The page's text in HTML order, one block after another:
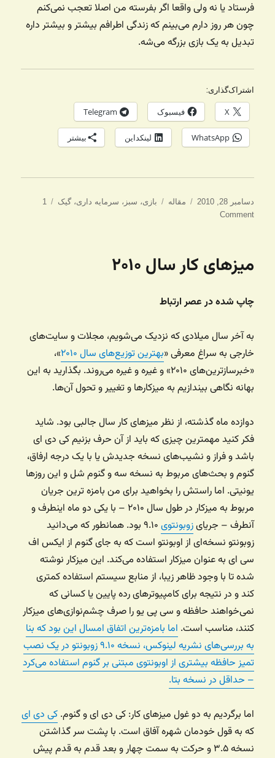
فرستاد یا نه ولی واقعا اگر بفرسته من اصلا تعجب نمی‌کنم
چون هر روز دارم می‌بینم که زندگی اطرافم بیشتر و بیشتر داره
تبدیل به یک بازی بزرگه می‌شه.
اشتراک‌گذاری:
X فیسبوک Telegram
WhatsApp لینکداین بیشتر
ارسال
شده
دسامبر 28, 2010 دسته‌ها
مقاله برچسب‌ها
بازی، سبز ، سرمایه داری،گیک
1
Comment
میزهای کار سال ۲۰۱۰
چاپ شده در عصر ارتباط
به آخر سال میلادی که نزدیک می‌شویم، مجلات و سایت‌های
خارجی به سراغ معرفی «بهترین توزیع‌های سال ۲۰۱۰
»،
«خبرسازترین‌های ۲۰۱۰» و غیره و غیره می‌روند. بگذارید به این
بهانه نگاهی بیندازیم به میزکارها و تغییر و تحول آن‌ها.
دوازده ماه گذشته، از نظر میزهای کار سال جالبی بود. شاید
فکر کنید مهمترین چیزی که باید از آن حرف بزنیم کی دی ای
باشد و فراز و نشیب‌های نسخه جدیدش یا با یک درجه ارفاق،
گنوم و بحث‌های مربوط به نسخه سه و گنوم شل و این روزها
یونیتی. اما راستش را بخواهید برای من بامزه ترین جریان
مربوط به میزکار در طول سال ۲۰۱۰ – با یکی دو ماه اینطرف و
آنطرف – جریایزوبونتوی
۹.۱۰ بود. همانطور که می‌دانید
زوبونتو نسخه‌ای از اوبونتو است که به جای گنوم از ایکس اف
سی ای به عنوان میزکار استفاده می‌کند. این میزکار نوشته
شده تا با وجود ظاهر زیبا، از منابع سیستم استفاده کمتری
کند و در نتیجه برای کامپیوترهای رده پایین یا کسانی که
نمی‌خواهند حافظه و سی پی یو را صرف چشم‌نوازی‌های میزکار
کنند، مناسب است. اما بامزه‌ترین اتفاق امسال این بود که بنا
به بررسی‌های نشریه لینوکس، نسخه ۹.۱۰ زوبونتو در یک نصب
تمیز حافظه بیشتری از اوبونتوی مبتنی بر گنوم استفاده می‌کرد
– حداقل در نسخه بتا.
اما برگردیم به دو غول میزهای کار: کی دی ای و گنوم.کی دی ای
که به قول خودمان شهره آفاق است. با پشت سر گذاشتن
نسخه ۳.۵ و حرکت به سمت چهار و بعد قدم به قدم پیش